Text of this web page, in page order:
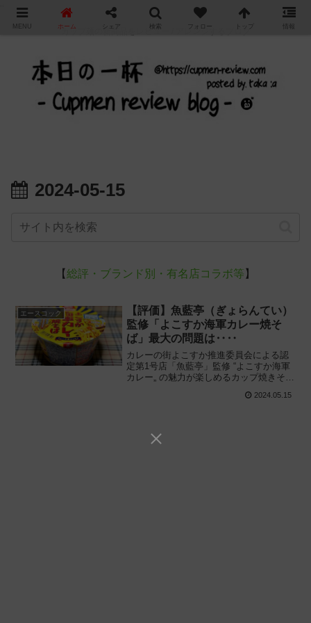
カップ麺の新商品をレビュー / アレンジするブログ
2024-05-15
【総評・ブランド別・有名店コラボ等 】
エースコック
【評価】魚藍亭（ぎょらんてい）
監修「よこすか海軍カレー焼そ
ば」最大の問題は‥‥
カレーの街よこすか推進委員会による認
定第1号店「魚藍亭」監修 “よこすか海軍
カレー„ の魅力が楽しめるカップ焼きそば
んてい）監修 よこすか海軍カレー焼そ
2024.05.15
MENU ホーム シェア 検索 フォロー トップ 情報